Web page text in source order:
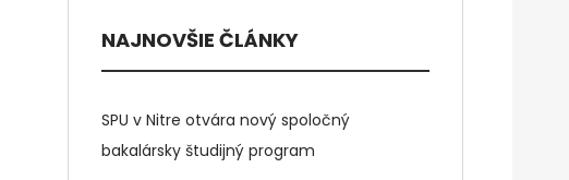
NAJNOVŠIE ČLÁNKY
SPU v Nitre otvára nový spoločný
bakalársky študijný program